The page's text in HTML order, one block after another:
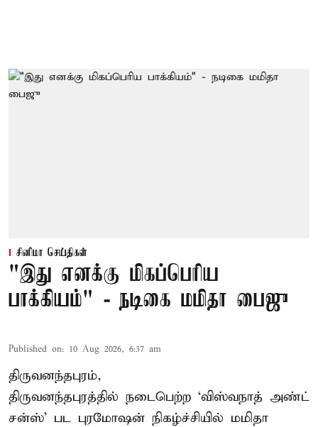
சினிமா செய்திகள்
"இது எனக்கு மிகப்பெரிய
பாக்கியம்" - நடிகை மமிதா பைஜு
Published on: 10 Aug 2026, 6:37 am
திருவனந்தபுரம்,
திருவனந்தபுரத்தில் நடைபெற்ற ‘விஸ்வநாத் அண்ட்
சன்ஸ்’ பட புரமோஷன் நிகழ்ச்சியில் மமிதா